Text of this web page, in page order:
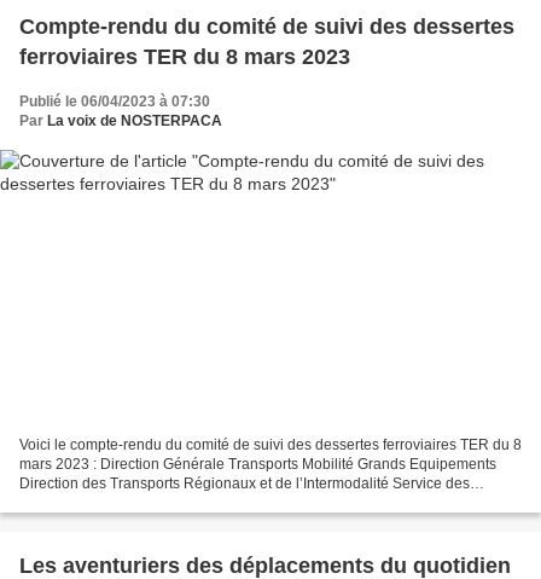
Compte-rendu du comité de suivi des dessertes
ferroviaires TER du 8 mars 2023
Publié le 06/04/2023 à 07:30
Par La voix de NOSTERPACA
Voici le compte-rendu du comité de suivi des dessertes ferroviaires TER du 8
mars 2023 : Direction Générale Transports Mobilité Grands Equipements
Direction des Transports Régionaux et de l’Intermodalité Service des
Les aventuriers des déplacements du quotidien